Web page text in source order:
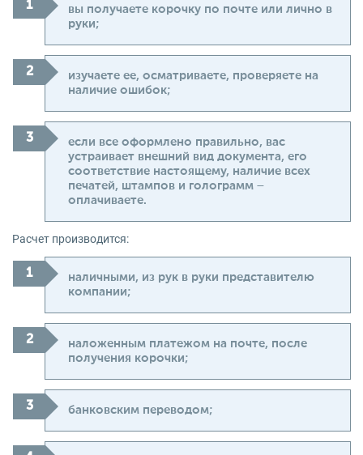
вы получаете корочку по почте или лично в
руки;
изучаете ее, осматриваете, проверяете на
наличие ошибок;
если все оформлено правильно, вас
устраивает внешний вид документа, его
соответствие настоящему, наличие всех
печатей, штампов и голограмм −
оплачиваете.
Расчет производится:
наличными, из рук в руки представителю
компании;
наложенным платежом на почте, после
получения корочки;
банковским переводом;